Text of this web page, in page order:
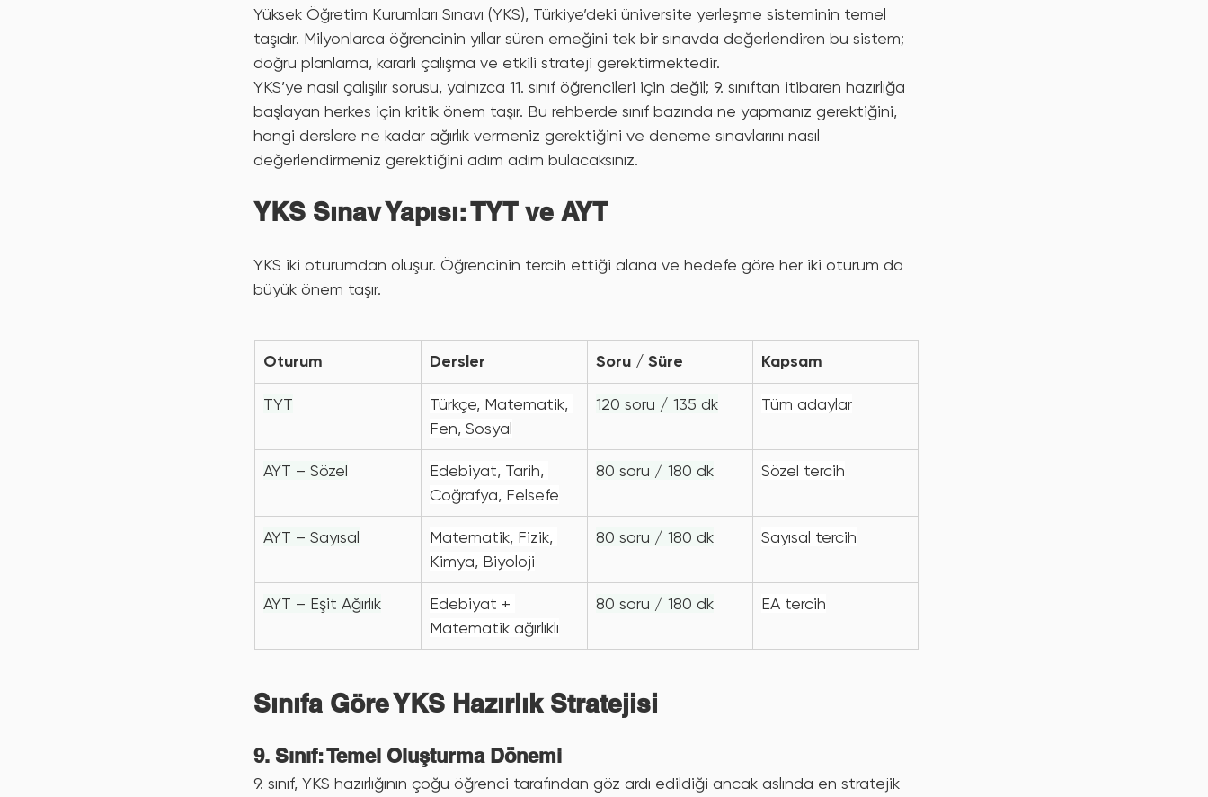
Derse Göre YKS Çalışma Stratejisi YKS’de Kaç Net Yapmalıyım? Deneme Sınavları: Sıklık ve Analiz LGS motivasyon
Veli Rehberi Velilere Özel Kolay motivasyon Sürece odaklan Sınav baskısı Lgs Öncesi Yapılan Hatalar
karşılaştırma Lgs Sürecinde Veli Tutumu Kurs mu özel ders mi?
Yüksek Öğretim Kurumları Sınavı (YKS), Türkiye’deki üniversite yerleşme sisteminin temel
taşıdır. Milyonlarca öğrencinin yıllar süren emeğini tek bir sınavda değerlendiren bu sistem;
doğru planlama, kararlı çalışma ve etkili strateji gerektirmektedir.
YKS’ye nasıl çalışılır sorusu, yalnızca 11. sınıf öğrencileri için değil; 9. sınıftan itibaren hazırlığa
başlayan herkes için kritik önem taşır. Bu rehberde sınıf bazında ne yapmanız gerektiğini,
hangi derslere ne kadar ağırlık vermeniz gerektiğini ve deneme sınavlarını nasıl
değerlendirmeniz gerektiğini adım adım bulacaksınız.
YKS Sınav Yapısı: TYT ve AYT
YKS iki oturumdan oluşur. Öğrencinin tercih ettiği alana ve hedefe göre her iki oturum da
büyük önem taşır.
Oturum Dersler Soru / Süre Kapsam
TYT
Türkçe, Matematik,
Fen, Sosyal
120 soru / 135 dk Tüm adaylar
AYT – Sözel
Edebiyat, Tarih,
Coğrafya, Felsefe
80 soru / 180 dk Sözel tercih
AYT – Sayısal
Matematik, Fizik,
Kimya, Biyoloji
80 soru / 180 dk Sayısal tercih
AYT – Eşit Ağırlık
Edebiyat +
Matematik ağırlıklı
80 soru / 180 dk EA tercih
Sınıfa Göre YKS Hazırlık Stratejisi
9. Sınıf: Temel Oluşturma Dönemi
9. sınıf, YKS hazırlığının çoğu öğrenci tarafından göz ardı edildiği ancak aslında en stratejik